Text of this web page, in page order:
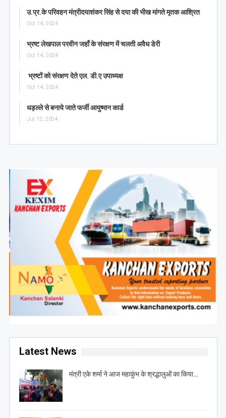
उ.प्र.के परिवहन मंत्रीदयाशंकर सिंह से दया की भीख मांगते मृतक आश्रित
Oct 14, 2024
भ्रष्ट लेखपाल परवीन जहाँ के संरक्षण में चलती अवैध डेरी
Oct 14, 2024
भ्रष्टों को संरक्षण देते एल. डी.ए उपाध्यक्ष
Oct 14, 2024
धड़ल्ले से बनाये जाते फर्जी आयुष्मान कार्ड
Jul 15, 2024
Latest News
मंत्री एके शर्मा ने आज महाकुंभ के श्रद्धालुओं का किया…